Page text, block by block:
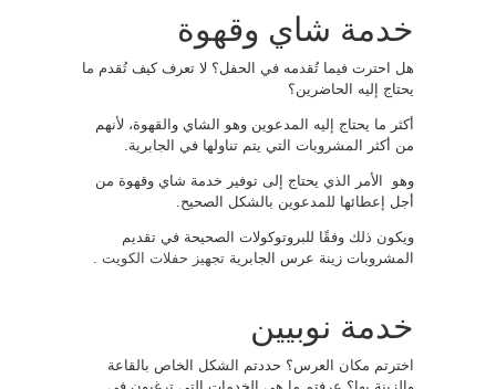
خدمة شاي وقهوة
هل احترت فيما تُقدمه في الحفل؟ لا تعرف كيف تُقدم ما
يحتاج إليه الحاضرين؟
أكثر ما يحتاج إليه المدعوين وهو الشاي والقهوة، لأنهم
من أكثر المشروبات التي يتم تناولها في الجابرية.
وهو الأمر الذي يحتاج إلى توفير خدمة شاي وقهوة من
أجل إعطائها للمدعوين بالشكل الصحيح.
ويكون ذلك وفقًا للبروتوكولات الصحيحة في تقديم
المشروبات زينة عرس الجابرية تجهيز حفلات الكويت
خدمة نوبيين
اخترتم مكان العرس؟ حددتم الشكل الخاص بالقاعة